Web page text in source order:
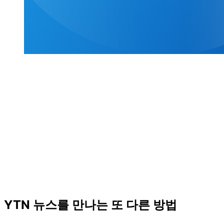
YTN 뉴스를 만나는 또 다른 방법